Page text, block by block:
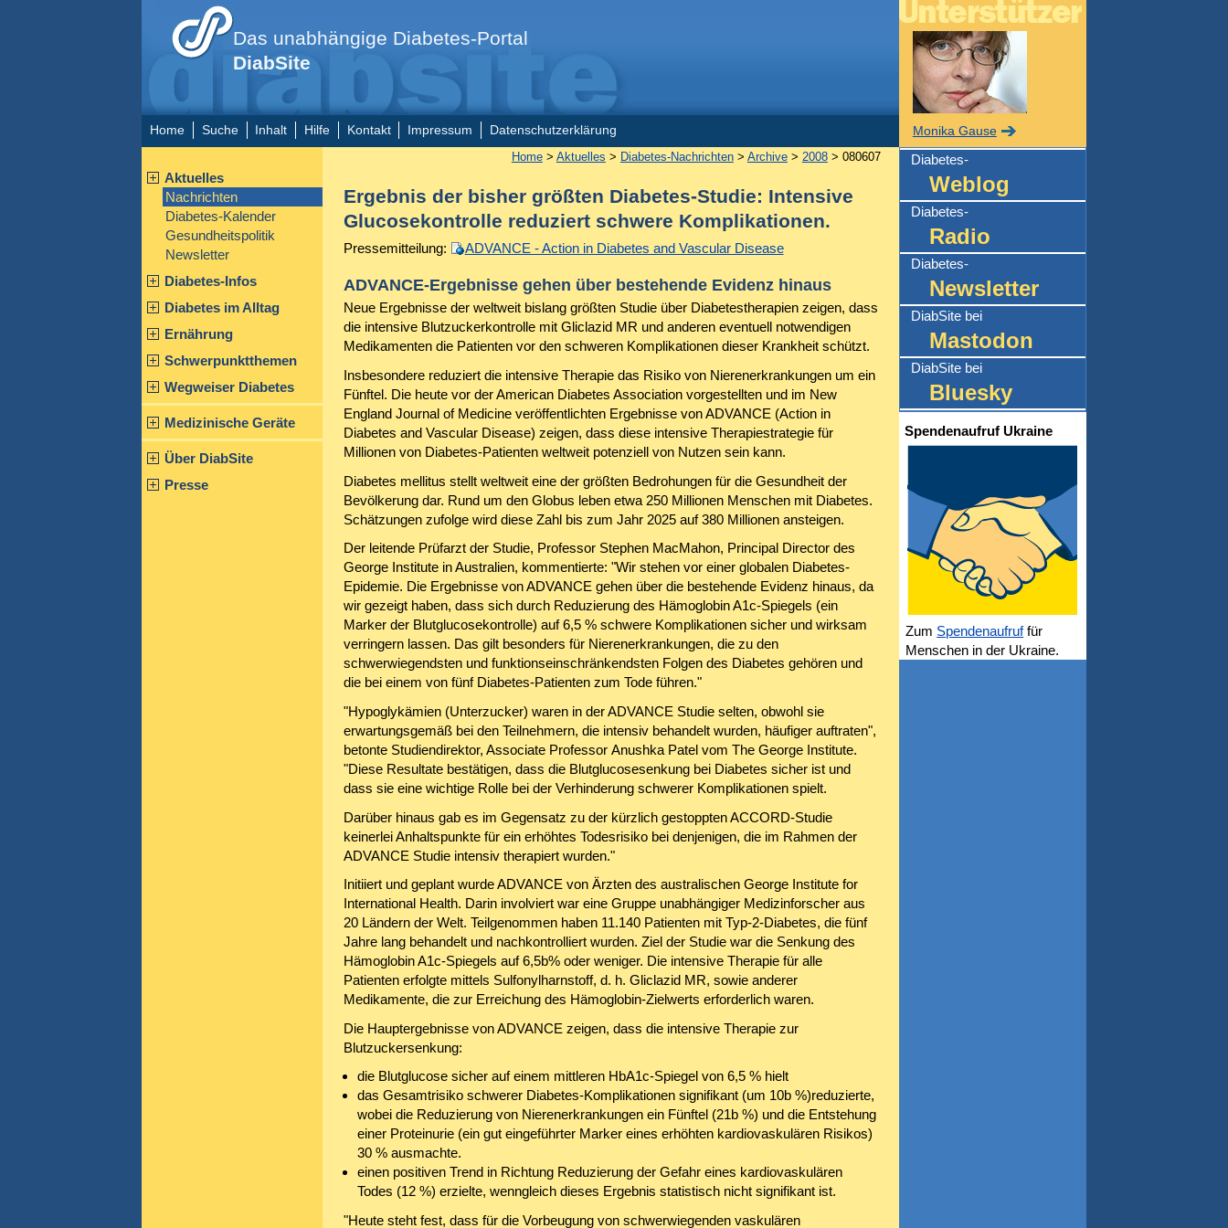
Das unabhängige Diabetes-Portal
DiabSite
Home Suche Inhalt Hilfe Kontakt Impressum Datenschutzerklärung
Aktuelles
Nachrichten
Diabetes-Kalender
Gesundheitspolitik
Newsletter
Diabetes-Infos
Diabetes im Alltag
Ernährung
Schwerpunktthemen
Wegweiser Diabetes
Medizinische Geräte
Über DiabSite
Presse
Home> Aktuelles > Diabetes-Nachrichten> Archive> 2008> 080607
Ergebnis der bisher größten Diabetes-Studie: Intensive
Glucosekontrolle reduziert schwere Komplikationen.
Pressemitteilung: ADVANCE - Action in Diabetes and Vascular Disease
ADVANCE-Ergebnisse gehen über bestehende Evidenz hinaus
Neue Ergebnisse der weltweit bislang größten Studie über Diabetestherapien zeigen, dass
die intensive Blutzuckerkontrolle mit Gliclazid MR und anderen eventuell notwendigen
Medikamenten die Patienten vor den schweren Komplikationen dieser Krankheit schützt.
Insbesondere reduziert die intensive Therapie das Risiko von Nierenerkrankungen um ein
Fünftel. Die heute vor der American Diabetes Association vorgestellten und im New
England Journal of Medicine veröffentlichten Ergebnisse von ADVANCE (Action in
Diabetes and Vascular Disease) zeigen, dass diese intensive Therapiestrategie für
Millionen von Diabetes-Patienten weltweit potenziell von Nutzen sein kann.
Diabetes mellitus stellt weltweit eine der größten Bedrohungen für die Gesundheit der
Bevölkerung dar. Rund um den Globus leben etwa 250 Millionen Menschen mit Diabetes.
Schätzungen zufolge wird diese Zahl bis zum Jahr 2025 auf 380 Millionen ansteigen.
Der leitende Prüfarzt der Studie, Professor Stephen MacMahon, Principal Director des
George Institute in Australien, kommentierte: "Wir stehen vor einer globalen Diabetes-
Epidemie. Die Ergebnisse von ADVANCE gehen über die bestehende Evidenz hinaus, da
wir gezeigt haben, dass sich durch Reduzierung des Hämoglobin A1c-Spiegels (ein
Marker der Blutglucosekontrolle) auf 6,5 % schwere Komplikationen sicher und wirksam
verringern lassen. Das gilt besonders für Nierenerkrankungen, die zu den
schwerwiegendsten und funktionseinschränkendsten Folgen des Diabetes gehören und
die bei einem von fünf Diabetes-Patienten zum Tode führen."
"Hypoglykämien (Unterzucker) waren in der ADVANCE Studie selten, obwohl sie
erwartungsgemäß bei den Teilnehmern, die intensiv behandelt wurden, häufiger auftraten",
betonte Studiendirektor, Associate Professor Anushka Patel vom The George Institute.
"Diese Resultate bestätigen, dass die Blutglucosesenkung bei Diabetes sicher ist und
dass sie eine wichtige Rolle bei der Verhinderung schwerer Komplikationen spielt.
Darüber hinaus gab es im Gegensatz zu der kürzlich gestoppten ACCORD-Studie
keinerlei Anhaltspunkte für ein erhöhtes Todesrisiko bei denjenigen, die im Rahmen der
ADVANCE Studie intensiv therapiert wurden."
Initiiert und geplant wurde ADVANCE von Ärzten des australischen George Institute for
International Health. Darin involviert war eine Gruppe unabhängiger Medizinforscher aus
20 Ländern der Welt. Teilgenommen haben 11.140 Patienten mit Typ-2-Diabetes, die fünf
Jahre lang behandelt und nachkontrolliert wurden. Ziel der Studie war die Senkung des
Hämoglobin A1c-Spiegels auf 6,5b% oder weniger. Die intensive Therapie für alle
Patienten erfolgte mittels Sulfonylharnstoff, d. h. Gliclazid MR, sowie anderer
Medikamente, die zur Erreichung des Hämoglobin-Zielwerts erforderlich waren.
Die Hauptergebnisse von ADVANCE zeigen, dass die intensive Therapie zur
Blutzuckersenkung:
die Blutglucose sicher auf einem mittleren HbA1c-Spiegel von 6,5 % hielt
das Gesamtrisiko schwerer Diabetes-Komplikationen signifikant (um 10b %)reduzierte,
wobei die Reduzierung von Nierenerkrankungen ein Fünftel (21b %) und die Entstehung
einer Proteinurie (ein gut eingeführter Marker eines erhöhten kardiovaskulären Risikos)
30 % ausmachte.
einen positiven Trend in Richtung Reduzierung der Gefahr eines kardiovaskulären
Todes (12 %) erzielte, wenngleich dieses Ergebnis statistisch nicht signifikant ist.
"Heute steht fest, dass für die Vorbeugung von schwerwiegenden vaskulären
Monika Gause
Diabetes-
Weblog
Diabetes-
Radio
Diabetes-
Newsletter
DiabSite bei
Mastodon
DiabSite bei
Bluesky
Spendenaufruf Ukraine
Zum Spendenaufruffür
Menschen in der Ukraine.